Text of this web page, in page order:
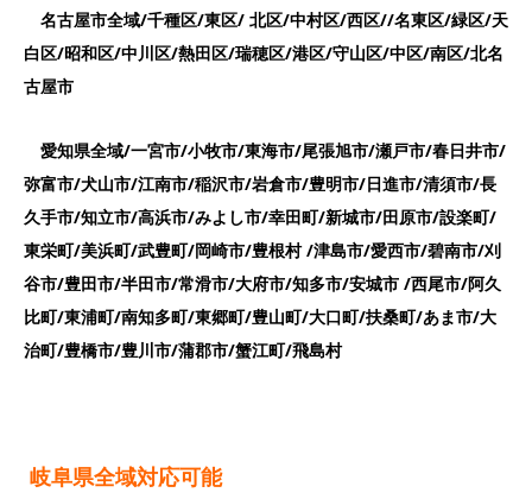
名古屋市全域/千種区/東区/ 北区/中村区/西区//名東区/緑区/天
白区/昭和区/中川区/熱田区/瑞穂区/港区/守山区/中区/南区/北名
古屋市
愛知県全域/一宮市/小牧市/東海市/尾張旭市/瀬戸市/春日井市/
弥富市/犬山市/江南市/稲沢市/岩倉市/豊明市/日進市/清須市/長
久手市/知立市/高浜市/みよし市/幸田町/新城市/田原市/設楽町/
東栄町/美浜町/武豊町/岡崎市/豊根村 /津島市/愛西市/碧南市/刈
谷市/豊田市/半田市/常滑市/大府市/知多市/安城市 /西尾市/阿久
比町/東浦町/南知多町/東郷町/豊山町/大口町/扶桑町/あま市/大
治町/豊橋市/豊川市/蒲郡市/蟹江町/飛島村
岐阜県全域対応可能